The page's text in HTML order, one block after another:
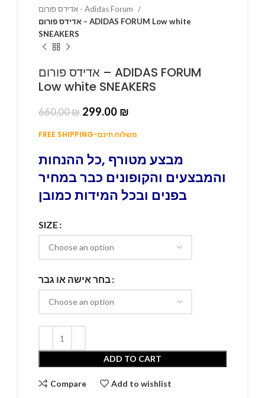
אדידס פורום - Adidas Forum
אדידס פורום – ADIDAS FORUM Low white
SNEAKERS
אדידס פורום – ADIDAS FORUM
Low white SNEAKERS
660.00₪ 299.00 ₪
FREE SHIPPING-משלוח חינם
מבצע מטורף ,כל ההנחות
והמבצעים והקופונים כבר במחיר
בפנים ובכל המידות כמובן
SIZE
בחר אישה או גבר
ADD TO CART
Compare Add to wishlist